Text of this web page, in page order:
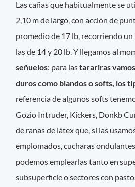
Las cañas que habitualmente se
2,10 m de largo, con acción de
promedio de 17 lb, recorriendo
las de 14 y 20 lb. Y llegamos al
señuelos: para lastarariras
duros como blandos o softs, los
referencia de algunos softs
Gozio Intruder, Kickers, Donkb
de ranas de látex que, si las
emplomados, cucharas
podemos emplearlas tanto en
subsuperficie o sectores con